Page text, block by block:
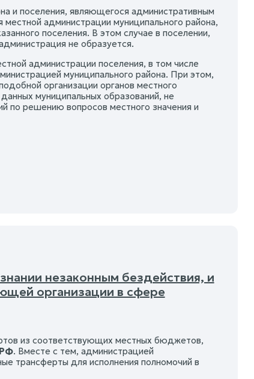
и поселения, являющегося административным
администрации муниципального района,
поселения. В этом случае в поселении,
не образуется.
администрации поселения, в том числе
муниципального района. При этом,
организации органов местного
муниципальных образований, не
по решению вопросов местного значения и
незаконным бездействия, и
организации в сфере
из соответствующих местных бюджетов,
. Вместе с тем, администрацией
трансферты для исполнения полномочий в